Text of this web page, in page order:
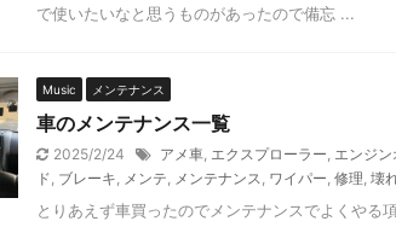
で使いたいなと思うものがあったので備忘 ...
Music メンテナンス
車のメンテナンス一覧
2025/2/24 アメ車, エクスプローラー, エンジ
ド, ブレーキ, メンテ, メンテナンス, ワイパー, 修理, 壊
とりあえず車買ったのでメンテナンスでよくやる